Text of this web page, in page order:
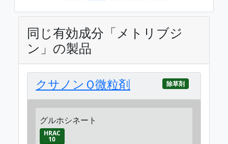
同じ有効成分「メトリブジ
ン」の製品
クサノンＱ微粒剤 除草剤
グルホシネート
HRAC
10